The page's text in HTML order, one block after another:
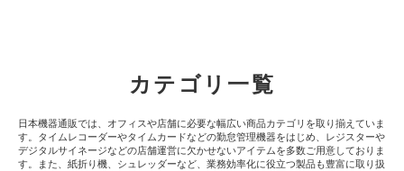
カテゴリ一覧
日本機器通販では、オフィスや店舗に必要な幅広い商品カテゴリを取り揃えていま
す。タイムレコーダーやタイムカードなどの勤怠管理機器をはじめ、レジスターや
デジタルサイネージなどの店舗運営に欠かせないアイテムを多数ご用意しておりま
す。また、紙折り機、シュレッダーなど、業務効率化に役立つ製品も豊富に取り扱